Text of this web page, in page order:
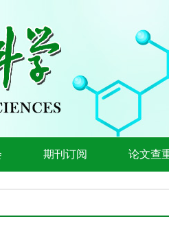
期刊订阅 论文查